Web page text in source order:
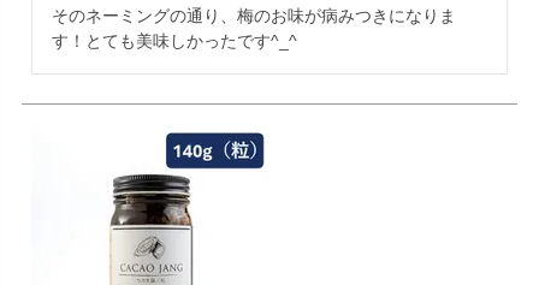
そのネーミングの通り、梅のお味が病みつきになりま
す！とても美味しかったです^_^